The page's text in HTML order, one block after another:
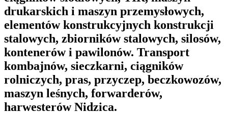
drukarskich i maszyn przemysłowych,
elementów konstrukcyjnych konstrukcji
stalowych, zbiorników stalowych, silosów,
kontenerów i pawilonów. Transport
kombajnów, sieczkarni, ciągników
rolniczych, pras, przyczep, beczkowozów,
maszyn leśnych, forwarderów,
harwesterów Nidzica.